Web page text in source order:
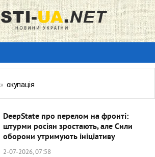
» окупація
DeepState про перелом на фронті:
штурми росіян зростають, але Сили
оборони утримують ініціативу
2-07-2026, 07:58